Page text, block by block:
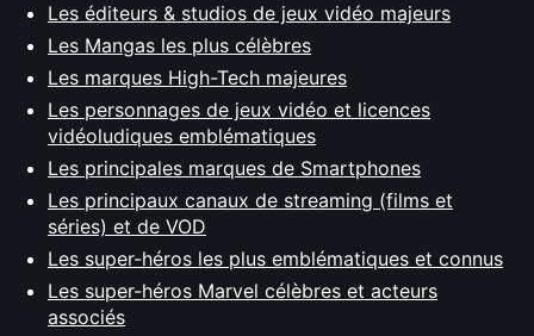
Les éditeurs & studios de jeux vidéo majeurs
Les Mangas les plus célèbres
Les marques High-Tech majeures
Les personnages de jeux vidéo et licences
vidéoludiques emblématiques
Les principales marques de Smartphones
Les principaux canaux de streaming (films et
séries) et de VOD
Les super-héros les plus emblématiques et connus
Les super-héros Marvel célèbres et acteurs
associés